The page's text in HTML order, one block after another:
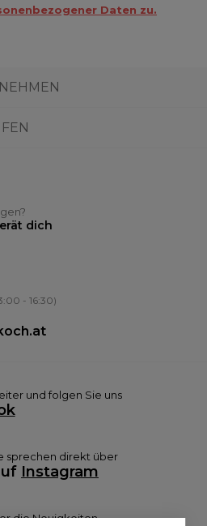
Daten zu.
dich
- 16:30)
und folgen Sie uns
sprechen direkt über
Instagram
die Neuigkeiten